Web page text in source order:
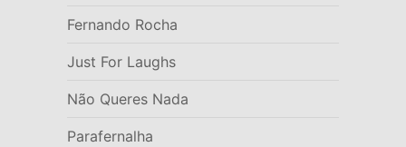
Fernando Rocha
Just For Laughs
Não Queres Nada
Parafernalha